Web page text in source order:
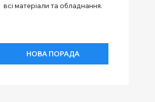
всі матеріали та обладнання.
НОВА ПОРАДА